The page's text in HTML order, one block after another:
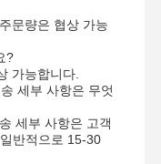
문량은 협상 가능
?
가능합니다.
세부 사항은 무엇
세부 사항은 고객
반적으로 15-30